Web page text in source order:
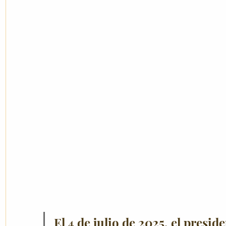
El 4 de julio de 2025, el